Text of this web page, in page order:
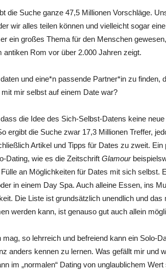
die Suche ganze 47,5 Millionen Vorschläge.
wir alles teilen können und vielleicht sogar
ein großes Thema für den Menschen
Rom vor über 2.000 Jahren zeigt.
und eine*n passende Partner*in zu finden,
mir selbst auf einem Date war?
die Idee des Sich-Selbst-Datens keine
ergibt die Suche zwar 17,3 Millionen Treffer,
Artikel und Tipps für Dates zu zweit. Ein
Dating, wie es die Zeitschrift Glamour
an Möglichkeiten für Dates mit sich selbst.
in einem Day Spa. Auch alleine Essen, ins
Die Liste ist grundsätzlich unendlich und das
werden kann, ist genauso gut auch allein
so lehrreich und befreiend kann ein Solo-
anders kennen zu lernen. Was gefällt mir und
im „normalen“ Dating von unglaublichem Wert